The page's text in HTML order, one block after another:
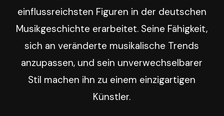
einflussreichsten Figuren in der deutschen
Musikgeschichte erarbeitet. Seine Fähigkeit,
sich an veränderte musikalische Trends
anzupassen, und sein unverwechselbarer
Stil machen ihn zu einem einzigartigen
Künstler.